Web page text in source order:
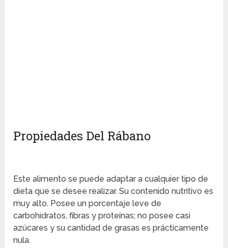
Propiedades Del Rábano
Este alimento se puede adaptar a cualquier tipo de
dieta que se desee realizar. Su contenido nutritivo es
muy alto. Posee un porcentaje leve de
carbohidratos, fibras y proteínas; no posee casi
azúcares y su cantidad de grasas es prácticamente
nula.